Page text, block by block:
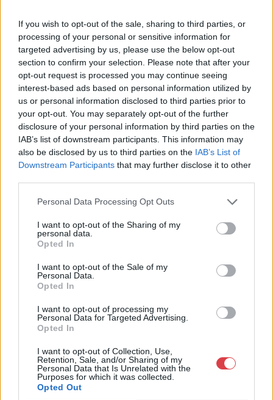
If you wish to opt-out of the sale, sharing to third parties, or
processing of your personal or sensitive information for
targeted advertising by us, please use the below opt-out
section to confirm your selection. Please note that after your
opt-out request is processed you may continue seeing
interest-based ads based on personal information utilized by
us or personal information disclosed to third parties prior to
your opt-out. You may separately opt-out of the further
disclosure of your personal information by third parties on the
IAB’s list of downstream participants. This information may
also be disclosed by us to third parties on the IAB’s List of
Downstream Participants that may further disclose it to other
Personal Data Processing Opt Outs
I want to opt-out of the Sharing of my
personal data.
Opted In
I want to opt-out of the Sale of my
Personal Data.
Opted In
I want to opt-out of processing my
Personal Data for Targeted Advertising.
Opted In
I want to opt-out of Collection, Use,
Retention, Sale, and/or Sharing of my
Personal Data that Is Unrelated with the
Purposes for which it was collected.
Opted Out
Aukció helye: Budapest Kongresszusi Központ Pátria terem
Tételszám: 199
Eladó adatai
Eladó:Virág Judit Galéria
Cím: Nemes Zsófia
Mű-Terem Galéria Kft.
1055 Budapest, Falk Miksa u. 30
Telefon: 36-1-312-2071, 269-4681 269-4681
Weboldal:http://www.viragjuditgaleria.hu
Bemutatkozás: Kiemelkedő kvalitású 19. és 20. századi magyar
aukcionálása. Exkluzív aukciók évente 3 alkalommal.
KAPCSOLÓDÓ MŰTÁRGYAK